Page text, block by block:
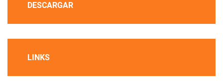
DESCARGAR
LINKS